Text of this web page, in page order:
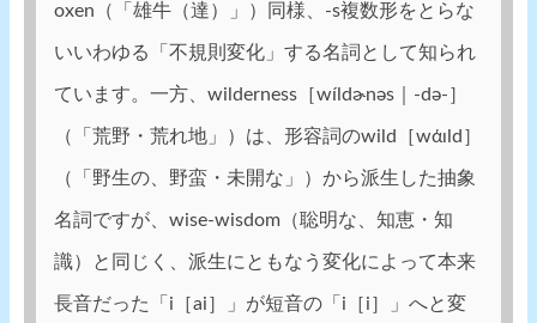
oxen（「雄牛（達）」）同様、-s複数形をとらな
いいわゆる「不規則変化」する名詞として知られ
ています。一方、wilderness［wíldɚnəs｜‐də‐］
（「荒野・荒れ地」）は、形容詞のwild［wάɪld］
（「野生の、野蛮・未開な」）から派生した抽象
名詞ですが、wise-wisdom（聡明な、知恵・知
識）と同じく、派生にともなう変化によって本来
長音だった「i［ai］」が短音の「i［i］」へと変